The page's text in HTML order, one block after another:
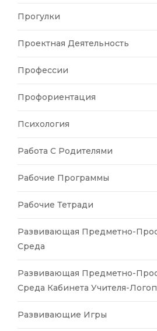
Прогулки
Проектная Деятельность
Профессии
Профориентация
Психология
Работа С Родителями
Рабочие Программы
Рабочие Тетради
Развивающая Предметно-
Среда
Развивающая Предметно-
Среда Кабинета Учителя-
Развивающие Игры